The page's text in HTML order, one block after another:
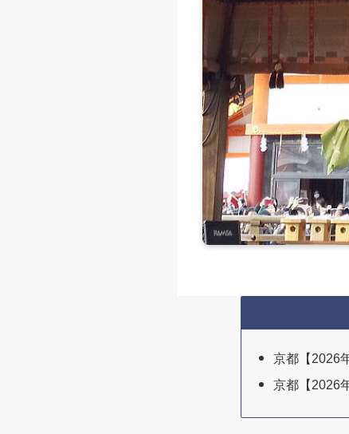
京都【2026
京都【2026